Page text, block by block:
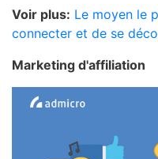
Voir plus: Le moyen le
connecter et de se
Marketing d'affiliation